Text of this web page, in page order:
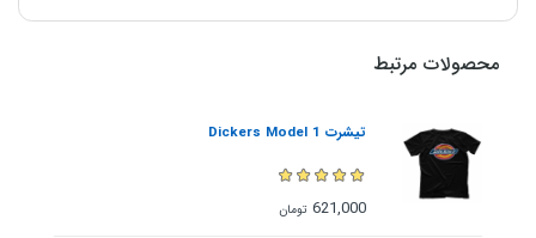
محصولات مرتبط
تیشرت Dickers Model 1
621,000 تومان